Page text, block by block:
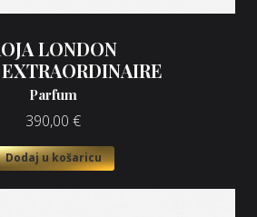
LONDON
Parfum
390,00 €
Dodaj u košaricu